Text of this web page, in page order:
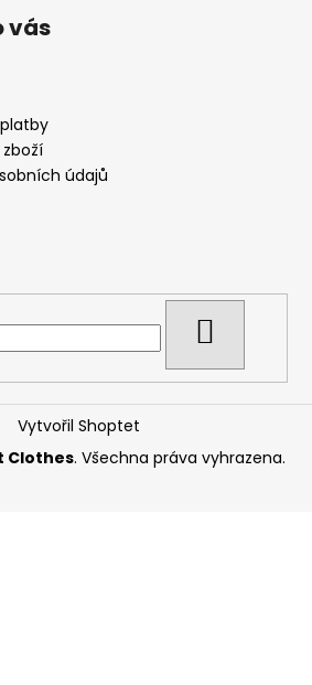
vás
údajů
Vytvořil Shoptet
Clothes. Všechna práva vyhrazena.